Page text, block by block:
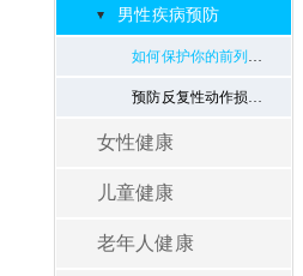
男性疾病预防
如何保护你的前列腺？
​预防反复性动作损伤的方法
女性健康
儿童健康
老年人健康